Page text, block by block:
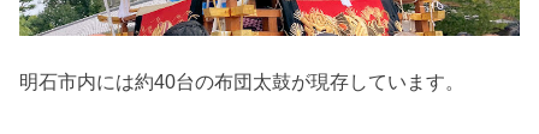
明石市内には約40台の布団太鼓が現存しています。